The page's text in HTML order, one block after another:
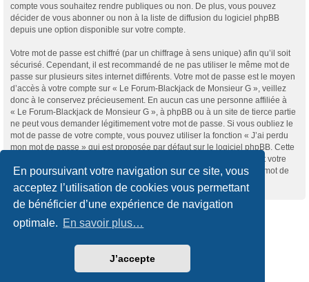
En poursuivant votre navigation sur ce site, vous
acceptez l’utilisation de cookies vous permettant
de bénéficier d’une expérience de navigation
optimale. En savoir plus…
J’accepte
compte vous souhaitez rendre publiques ou non. De plus, vous pouvez
décider de vous abonner ou non à la liste de diffusion du logiciel phpBB
depuis une option disponible sur votre compte.
Votre mot de passe est chiffré (par un chiffrage à sens unique) afin qu’il soit
sécurisé. Cependant, il est recommandé de ne pas utiliser le même mot de
passe sur plusieurs sites internet différents. Votre mot de passe est le moyen
d’accès à votre compte sur « Le Forum-Blackjack de Monsieur G », veillez
donc à le conservez précieusement. En aucun cas une personne affiliée à
« Le Forum-Blackjack de Monsieur G », à phpBB ou à un site de tierce partie
ne peut vous demander légitimement votre mot de passe. Si vous oubliez le
mot de passe de votre compte, vous pouvez utiliser la fonction « J’ai perdu
mon mot de passe » qui est proposée par défaut sur le logiciel phpBB. Cette
fonctionnalité vous demandera de spécifier votre nom d’utilisateur et votre
adresse de courriel et le logiciel phpBB générera alors un nouveau mot de
passe afin que vous puissiez reprendre le contrôle de votre compte.
Accueil du forum
phpBB® Forum Software © phpBB Limited
Qiaeru
we_universalcreated by INVENTEA & v12mike